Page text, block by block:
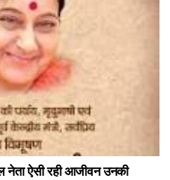
ऐसी रही आजीवन उनकी